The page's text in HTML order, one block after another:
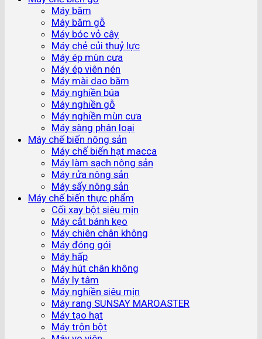
Máy băm
Máy băm gỗ
Máy bóc vỏ cây
Máy chẻ củi thuỷ lực
Máy ép mùn cưa
Máy ép viên nén
Máy mài dao băm
Máy nghiền búa
Máy nghiền gỗ
Máy nghiền mùn cưa
Máy sàng phân loại
Máy chế biến nông sản
Máy chế biến hạt macca
Máy làm sạch nông sản
Máy rửa nông sản
Máy sấy nông sản
Máy chế biến thực phẩm
Cối xay bột siêu mịn
Máy cắt bánh kẹo
Máy chiên chân không
Máy đóng gói
Máy hấp
Máy hút chân không
Máy ly tâm
Máy nghiền siêu mịn
Máy rang SUNSAY MAROASTER
Máy tạo hạt
Máy trộn bột